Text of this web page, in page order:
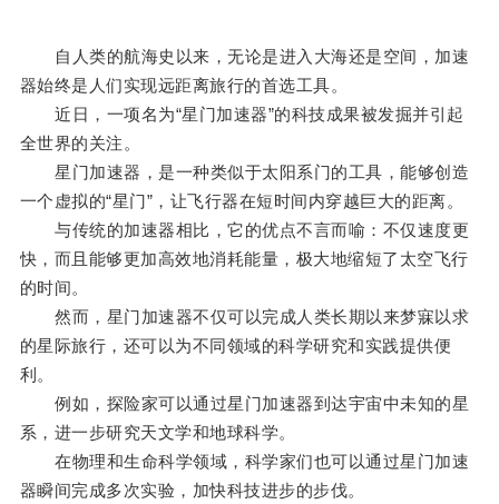
自人类的航海史以来，无论是进入大海还是空间，加速
器始终是人们实现远距离旅行的首选工具。
近日，一项名为“星门加速器”的科技成果被发掘并引起
全世界的关注。
星门加速器，是一种类似于太阳系门的工具，能够创造
一个虚拟的“星门”，让飞行器在短时间内穿越巨大的距离。
与传统的加速器相比，它的优点不言而喻：不仅速度更
快，而且能够更加高效地消耗能量，极大地缩短了太空飞行
的时间。
然而，星门加速器不仅可以完成人类长期以来梦寐以求
的星际旅行，还可以为不同领域的科学研究和实践提供便
利。
例如，探险家可以通过星门加速器到达宇宙中未知的星
系，进一步研究天文学和地球科学。
在物理和生命科学领域，科学家们也可以通过星门加速
器瞬间完成多次实验，加快科技进步的步伐。